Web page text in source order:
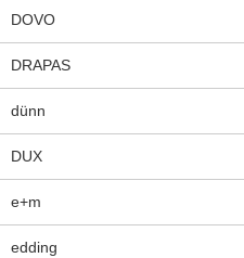
DOVO
DRAPAS
dünn
DUX
e+m
edding